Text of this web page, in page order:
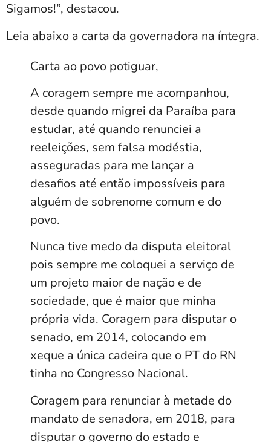
Sigamos!”, destacou.
Leia abaixo a carta da governadora na íntegra.
Carta ao povo potiguar,
A coragem sempre me acompanhou,
desde quando migrei da Paraíba para
estudar, até quando renunciei a
reeleições, sem falsa modéstia,
asseguradas para me lançar a
desafios até então impossíveis para
alguém de sobrenome comum e do
povo.
Nunca tive medo da disputa eleitoral
pois sempre me coloquei a serviço de
um projeto maior de nação e de
sociedade, que é maior que minha
própria vida. Coragem para disputar o
senado, em 2014, colocando em
xeque a única cadeira que o PT do RN
tinha no Congresso Nacional.
Coragem para renunciar à metade do
mandato de senadora, em 2018, para
disputar o governo do estado e